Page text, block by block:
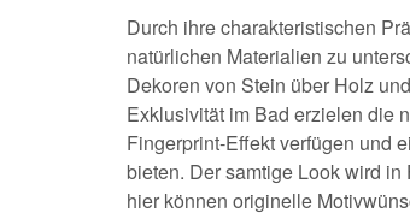
Durch ihre charakteristischen
natürlichen Materialien zu
Dekoren von Stein über Holz
Exklusivität im Bad erzielen die
Fingerprint-Effekt verfügen und
bieten. Der samtige Look wird
hier können originelle